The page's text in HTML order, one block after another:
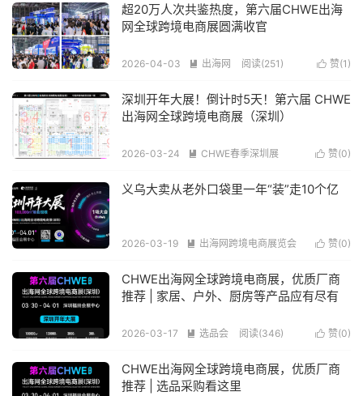
超20万人次共鉴热度，第六届CHWE出海
网全球跨境电商展圆满收官
 赞(1 )
2026-04-03  出海网 阅读(251)
深圳开年大展！倒计时5天！第六届 CHWE
出海网全球跨境电商展（深圳）
 赞(0)
2026-03-24  CHWE春季深圳展
义乌大卖从老外口袋里一年“装”走10个亿
 赞(0)
2026-03-19  出海网跨境电商展览会
CHWE出海网全球跨境电商展，优质厂商
推荐 | 家居、户外、厨房等产品应有尽有
 赞(0)
2026-03-17  选品会 阅读(346)
CHWE出海网全球跨境电商展，优质厂商
推荐 | 选品采购看这里